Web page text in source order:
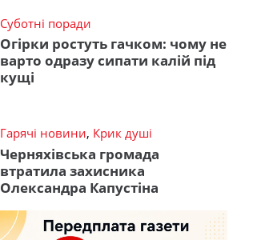
Суботні поради
Огірки ростуть гачком: чому не
варто одразу сипати калій під
кущі
Гарячі новини, Крик душі
Черняхівська громада
втратила захисника
Олександра Капустіна